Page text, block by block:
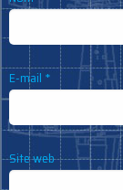
E-mail *
Site web